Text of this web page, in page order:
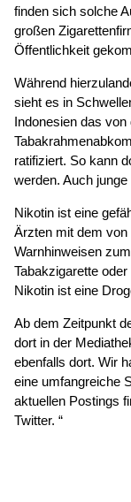
finden sich solche
großen
Öffentlichkeit
Während
sieht es in
Indonesien das
ratifiziert. So kann
werden. Auch
Nikotin ist eine
Ärzten mit dem von
Warnhinweisen
Tabakzigarette
Nikotin ist eine
Ab dem Zeitpunkt
dort in der
ebenfalls dort. Wir
eine umfangreiche
aktuellen Postings
Twitter. “